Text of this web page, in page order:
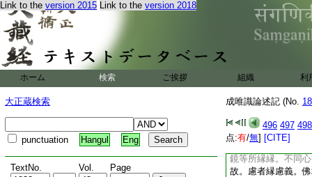
Link to the version 2015 Link to the version 2018
ホーム 検索 ご挨拶 組織 利
大正蔵検索
punctuation Hangul Eng
TextNo. Vol. Page
成唯識論述記 (No.
496 497 498
点:有/無] [CITE]
誰誰帶己相。謂心
果。非與色･不相
唯望心･心所爲所
二釋皆有妨難。謂
水等所照外質。亦
影即是帶己之相。
縁。爲解此疑故。
前所縁義。所託者
非所託者。不名爲
彼所託彼得生。亦
縁。謂鏡等不能慮
鏡等所縁縁。不同
故。慮者縁慮義。